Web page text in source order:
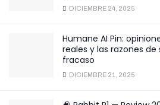
DICIEMBRE 24, 2025
Humane AI Pin:
reales y las razones de
fracaso
DICIEMBRE 21, 2025